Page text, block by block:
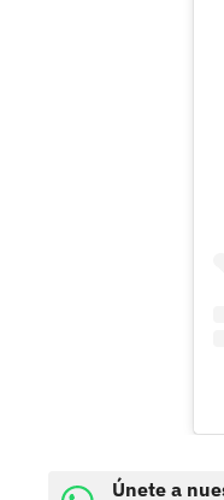
Únete a